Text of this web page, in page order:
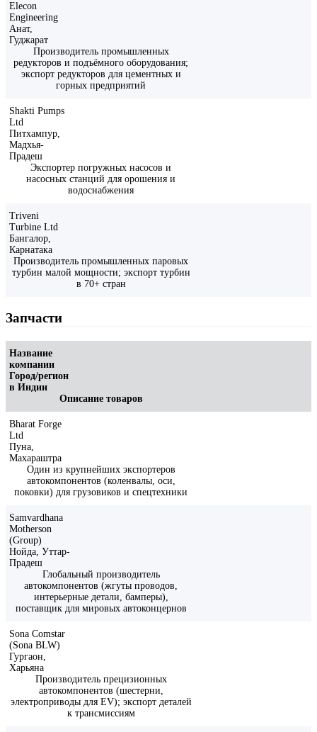
Elecon
Engineering
Анат,
Гуджарат
Производитель промышленных
редукторов и подъёмного оборудования;
экспорт редукторов для цементных и
горных предприятий
Shakti Pumps
Ltd
Питхампур,
Мадхья-
Прадеш
Экспортер погружных насосов и
насосных станций для орошения и
водоснабжения
Triveni
Turbine Ltd
Бангалор,
Карнатака
Производитель промышленных паровых
турбин малой мощности; экспорт турбин
в 70+ стран
Запчасти
Название
компании
Город/регион
в Индии
Описание товаров
Bharat Forge
Ltd
Пуна,
Махараштра
Один из крупнейших экспортеров
автокомпонентов (коленвалы, оси,
поковки) для грузовиков и спецтехники
Samvardhana
Motherson
(Group)
Нойда, Уттар-
Прадеш
Глобальный производитель
автокомпонентов (жгуты проводов,
интерьерные детали, бамперы),
поставщик для мировых автоконцернов
Sona Comstar
(Sona BLW)
Гургаон,
Харьяна
Производитель прецизионных
автокомпонентов (шестерни,
электроприводы для EV); экспорт деталей
к трансмиссиям